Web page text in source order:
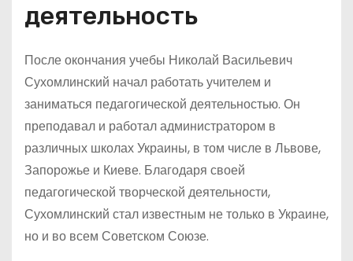
деятельность
После окончания учебы Николай Васильевич
Сухомлинский начал работать учителем и
заниматься педагогической деятельностью. Он
преподавал и работал администратором в
различных школах Украины, в том числе в Львове,
Запорожье и Киеве. Благодаря своей
педагогической творческой деятельности,
Сухомлинский стал известным не только в Украине,
но и во всем Советском Союзе.